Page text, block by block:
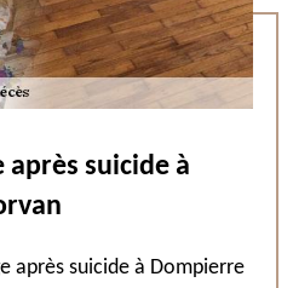
après suicide à
après suicide à Dompierre